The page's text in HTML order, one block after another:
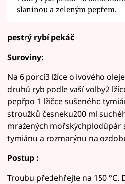
slaninou a zeleným pepřem.
pestrý rybí pekáč
Suroviny:
Na 6 porcí3 lžíce olivového
druhů ryb podle vaší volby2
pepřpo 1 lžičce sušeného
stroužků česneku200 ml
mražených mořskýchplodůpár
tymiánu a rozmarýnu na
Postup :
Troubu předehřejte na 150 °C.